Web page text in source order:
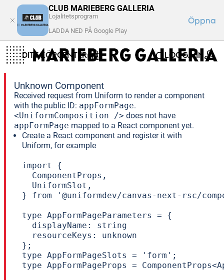
CLUB MARIEBERG GALLERIA
Lojalitetsprogram
LADDA NED PÅ Google Play
Öppna
DITT KÖPCENTER LOGGA IN
Unknown Component
Received request from Uniform to render a component
with the public ID: appFormPage.
<UniformComposition /> does not have
appFormPage mapped to a React component yet.
Create a React component and register it with
Uniform, for example
import {
  ComponentProps,
  UniformSlot,
} from '@uniformdev/canvas-next-rsc/
type AppFormPageParameters = {
  displayName: string
  resourceKeys: unknown
};
type AppFormPageSlots = 'form';
type AppFormPageProps =